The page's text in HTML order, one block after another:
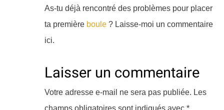
As-tu déjà rencontré des problèmes pour placer
ta première boule? Laisse-moi un commentaire
ici.
Laisser un commentaire
Votre adresse e-mail ne sera pas publiée. Les
champs obligatoires sont indiqués avec *